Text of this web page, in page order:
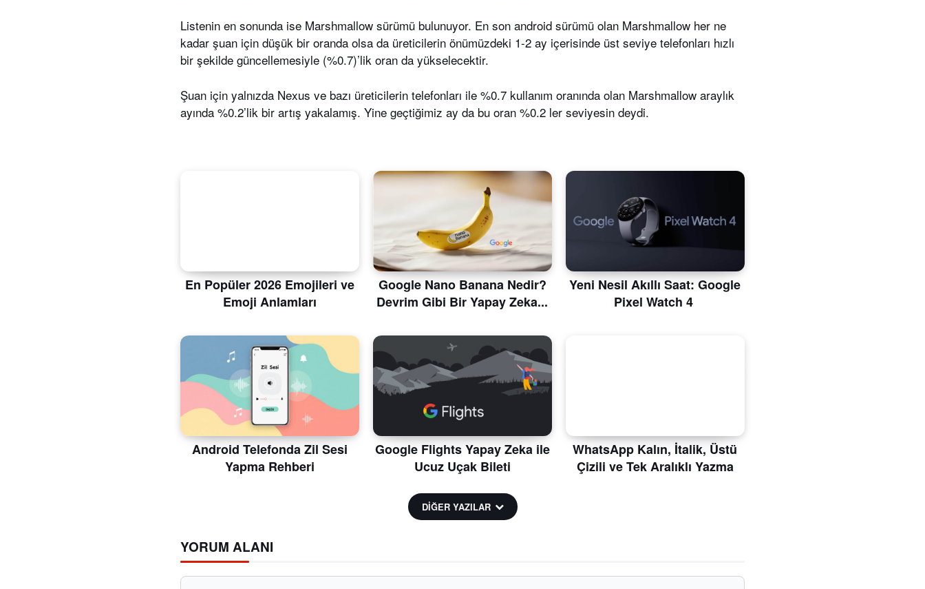
Listenin en sonunda ise Marshmallow sürümü bulunuyor. En son android sürümü olan Marshmallow her ne
kadar şuan için düşük bir oranda olsa da üreticilerin önümüzdeki 1-2 ay içerisinde üst seviye telefonları hızlı
bir şekilde güncellemesiyle (%0.7)’lik oran da yükselecektir.
Şuan için yalnızda Nexus ve bazı üreticilerin telefonları ile %0.7 kullanım oranında olan Marshmallow araylık
ayında %0.2’lik bir artış yakalamış. Yine geçtiğimiz ay da bu oran %0.2 ler seviyesin deydi.
En Popüler 2026 Emojileri ve
Emoji Anlamları
Google Nano Banana Nedir?
Devrim Gibi Bir Yapay Zeka...
Yeni Nesil Akıllı Saat: Google
Pixel Watch 4
Android Telefonda Zil Sesi
Yapma Rehberi
Google Flights Yapay Zeka ile
Ucuz Uçak Bileti
WhatsApp Kalın, İtalik, Üstü
Çizili ve Tek Aralıklı Yazma
DİĞER YAZILAR
YORUM ALANI